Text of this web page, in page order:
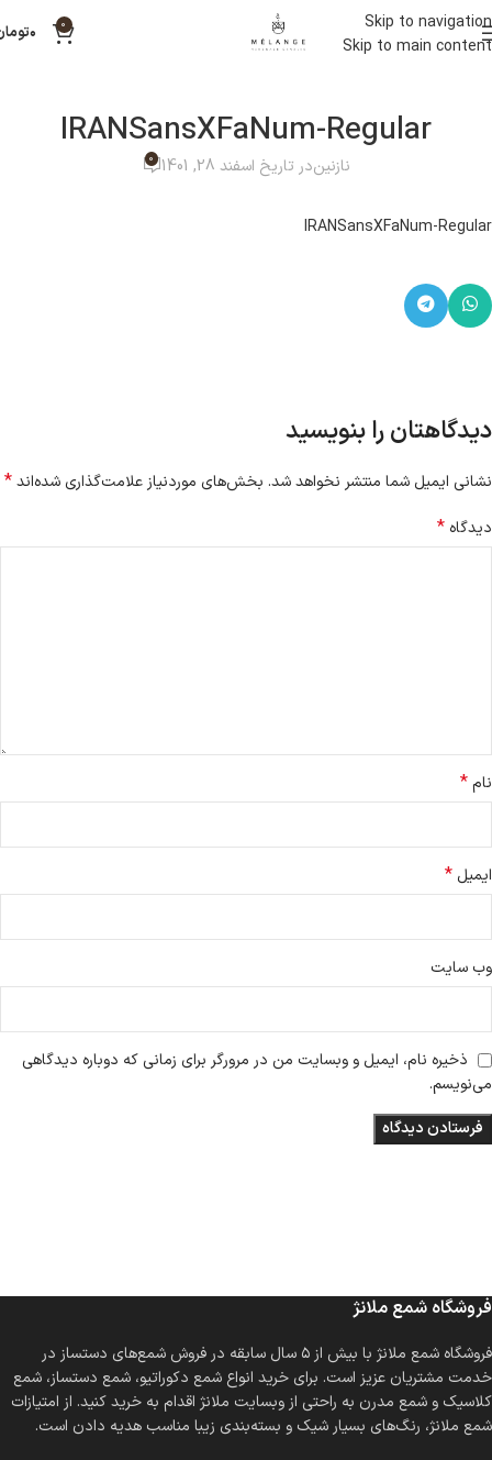
Skip to navigation
Skip to main content
0 ۰
IRANSansXFaNum-Regular
نازنیندر تاریخ اسفند 28, 1401 0
IRANSansXFaNum-Regular
دیدگاهتان را بنویسید
نشانی ایمیل شما منتشر نخواهد شد. بخش‌های موردنیاز علامت‌گذاری شده‌اند*
دیدگاه *
نام*
ایمیل *
وب‌ سایت
ذخیره نام، ایمیل و وبسایت من در مرورگر برای زمانی که دوباره دیدگاهی
می‌نویسم.
فروشگاه شمع ملانژ
فروشگاه شمع ملانژ با بیش از ۵ سال سابقه در فروش شمع‌های دستساز در
خدمت مشتریان عزیز است. برای خرید انواع شمع دکوراتیو، شمع دستساز، شمع
کلاسیک و شمع مدرن به راحتی از وبسایت ملانژ اقدام به خرید کنید. از امتیازات
شمع ملانژ، رنگ‌های بسیار شیک و بسته‌بندی زیبا مناسب هدیه دادن است.